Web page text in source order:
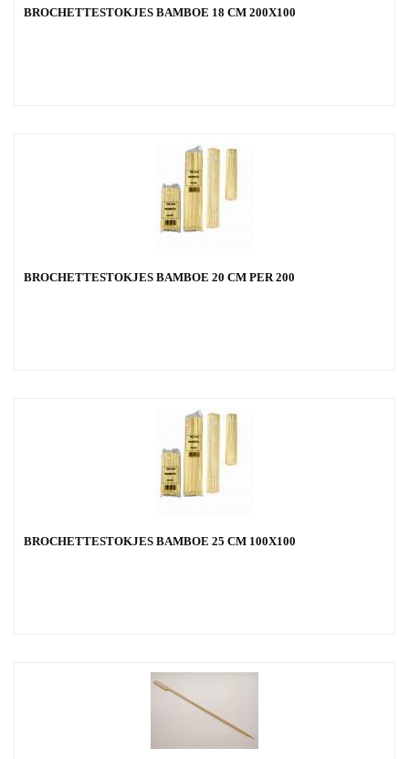
BROCHETTESTOKJES BAMBOE 18 CM 200X100
BROCHETTESTOKJES BAMBOE 20 CM PER 200
BROCHETTESTOKJES BAMBOE 25 CM 100X100